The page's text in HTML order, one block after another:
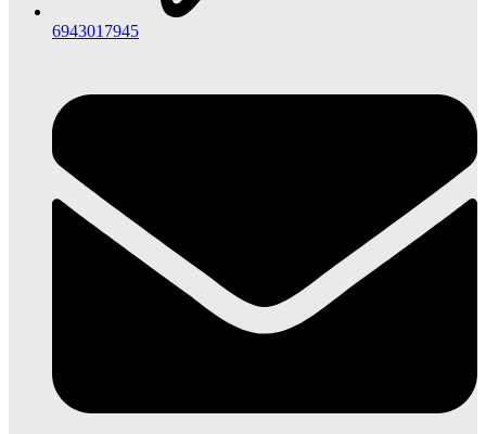
6943017945